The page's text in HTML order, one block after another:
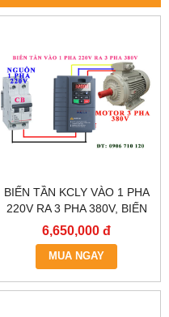
BIẾN TẦN KCLY VÀO 1 PHA
220V RA 3 PHA 380V, BIẾN
TẦN KCLY KOC600-
7R5GT3-B
6,650,000 đ
MUA NGAY